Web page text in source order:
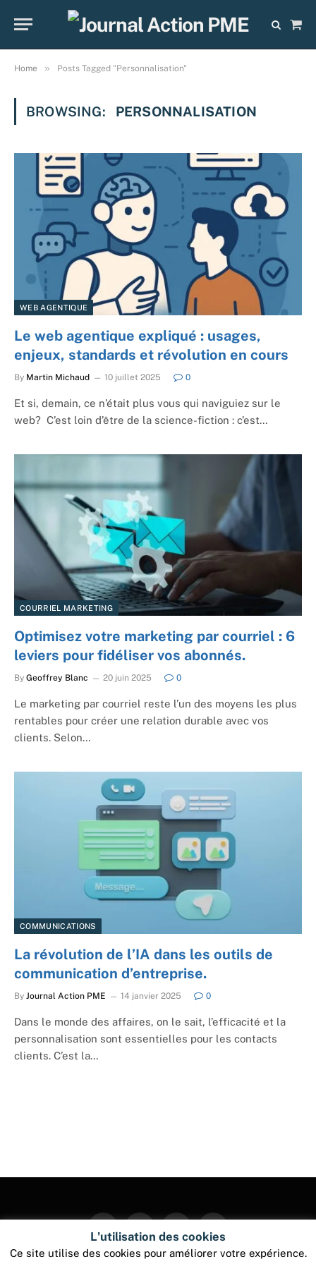
Cart
Home » Posts Tagged "Personnalisation"
BROWSING: PERSONNALISATION
WEB AGENTIQUE
Le web agentique expliqué : usages,
enjeux, standards et révolution en cours
By Martin Michaud 10 juillet 2025 0
Et si, demain, ce n’était plus vous qui naviguiez sur le
web? C’est loin d’être de la science-fiction : c’est…
COURRIEL MARKETING
Optimisez votre marketing par courriel : 6
leviers pour fidéliser vos abonnés.
By Geoffrey Blanc 20 juin 2025 0
Le marketing par courriel reste l’un des moyens les plus
rentables pour créer une relation durable avec vos
clients. Selon…
COMMUNICATIONS
La révolution de l’IA dans les outils de
communication d’entreprise.
By Journal Action PME 14 janvier 2025 0
Dans le monde des affaires, on le sait, l’efficacité et la
personnalisation sont essentielles pour les contacts
clients. C’est la…
FacebookTwitter InstagramPinterest
L'utilisation des cookies
Ce site utilise des cookies pour améliorer votre expérience.